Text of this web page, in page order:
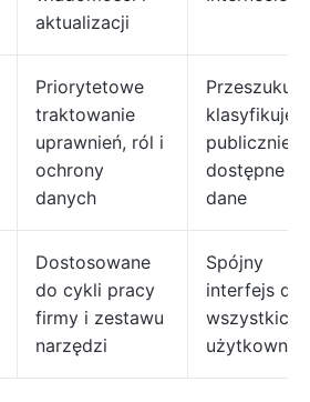
aktualizacji
Priorytetowe
traktowanie
uprawnień, ról i
ochrony
danych
klasyfikuje
publicznie
dostępne
dane
Dostosowane
do cykli pracy
firmy i zestawu
narzędzi
Spójny
interfejs dla
wszystkich